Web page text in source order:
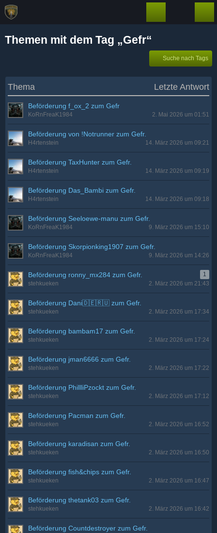
Themen mit dem Tag „Gefr“
Suche nach Tags
Thema Letzte Antwort
Beförderung f_ox_2 zum Gefr
KoRnFreaK1984 2. Mai 2026 um 01:51
Beförderung von !Notrunner zum Gefr.
H4rtenstein 14. März 2026 um 09:21
Beförderung TaxHunter zum Gefr.
H4rtenstein 14. März 2026 um 09:19
Beförderung Das_Bambi zum Gefr.
H4rtenstein 14. März 2026 um 09:18
Beförderung Seeloewe-manu zum Gefr.
KoRnFreaK1984 9. März 2026 um 15:10
Beförderung Skorpionking1907 zum Gefr.
KoRnFreaK1984 9. März 2026 um 14:26
Beförderung ronny_mx284 zum Gefr.
1
stehkueken
2. März 2026 um 21:43
Beförderung Dani🇩🇪🇷🇺 zum Gefr.
stehkueken 2. März 2026 um 17:34
Beförderung bambam17 zum Gefr.
stehkueken 2. März 2026 um 17:24
Beförderung jman6666 zum Gefr.
stehkueken 2. März 2026 um 17:22
Beförderung PhillliPzockt zum Gefr.
stehkueken 2. März 2026 um 17:12
Beförderung Pacman zum Gefr.
stehkueken 2. März 2026 um 16:52
Beförderung karadisan zum Gefr.
stehkueken 2. März 2026 um 16:50
Beförderung fish&chips zum Gefr.
stehkueken 2. März 2026 um 16:47
Beförderung thetank03 zum Gefr.
stehkueken 2. März 2026 um 16:42
Beförderung Countdestroyer zum Gefr.